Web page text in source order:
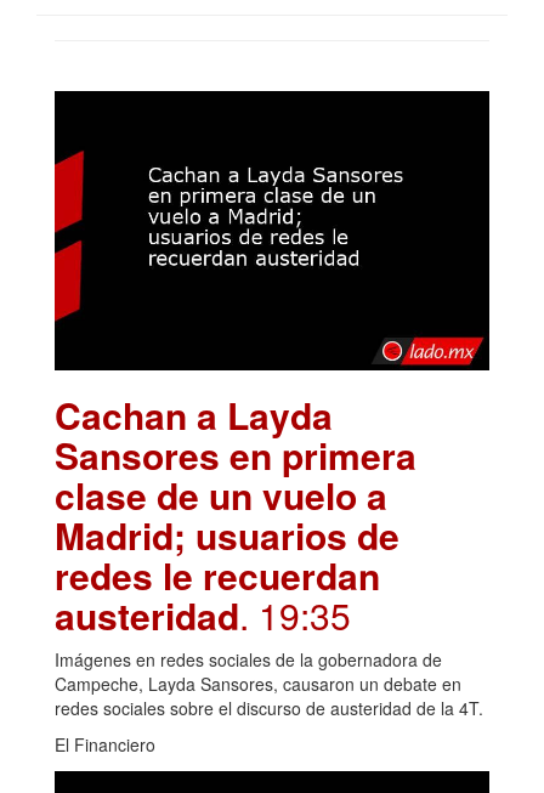
Cachan a Layda
Sansores en primera
clase de un vuelo a
Madrid; usuarios de
redes le recuerdan
austeridad. 19:35
Imágenes en redes sociales de la gobernadora de
Campeche, Layda Sansores, causaron un debate en
redes sociales sobre el discurso de austeridad de la 4T.
El Financiero